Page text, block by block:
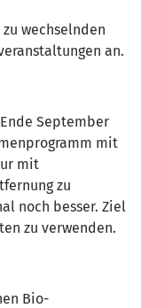
wechselnden
an.
September
mit
mit
zu
noch besser. Ziel
zu verwenden.
Bio-